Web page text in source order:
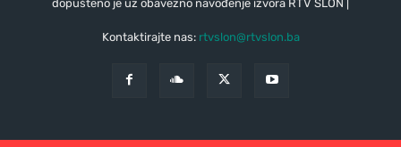
dopušteno je uz obavezno navođenje izvora RTV SLON |
Kontaktirajte nas: rtvslon@rtvslon.ba